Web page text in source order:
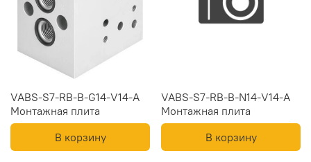
VABS-S7-RB-B-G14-V14-A
Монтажная плита
В корзину
VABS-S7-RB-B-N14-V14-A
Монтажная плита
В корзину